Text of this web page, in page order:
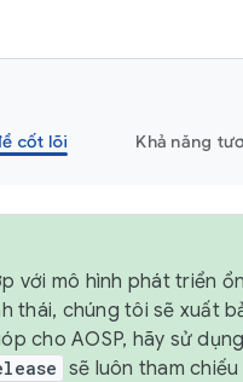
cốt lõi Khả năng
với mô hình phát triển
thái, chúng tôi sẽ xuất
cho AOSP, hãy sử dụng
sẽ luôn tham